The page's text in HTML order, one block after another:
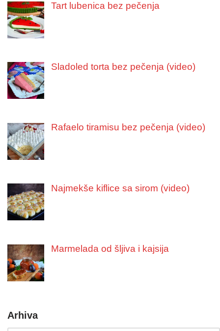
Tart lubenica bez pečenja
Sladoled torta bez pečenja (video)
Rafaelo tiramisu bez pečenja (video)
Najmekše kiflice sa sirom (video)
Marmelada od šljiva i kajsija
Arhiva